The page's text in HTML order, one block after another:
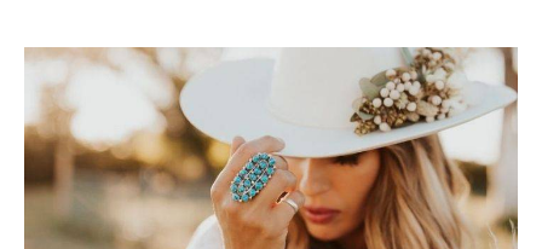
Para saber como tratamos e protegemos os seus dados, leia a nossa
política de privacidade